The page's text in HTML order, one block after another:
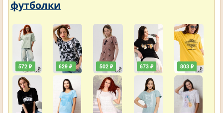
футболки
572 ₽ 629 ₽ 502 ₽ 673 ₽ 803 ₽